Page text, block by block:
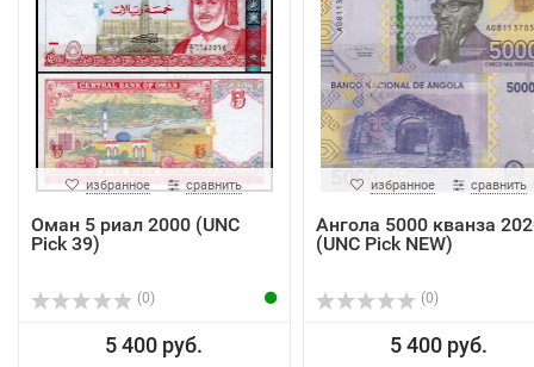
избранное сравнить
Оман 5 риал 2000 (UNC
Pick 39)
(0)
5 400 руб.
избранное сравнить
Ангола 5000 кванза
(UNC Pick NEW)
(0)
5 400 руб.